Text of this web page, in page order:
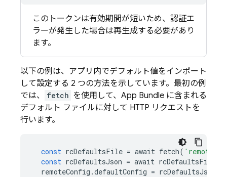
このトークンは有効期間が短いため、認証エ
ラーが発生した場合は再生成する必要があり
ます。
以下の例は、アプリ内でデフォルト値をインポート
して設定する 2 つの方法を示しています。最初の例
では、
fetch を使用して、App Bundle に含まれる
デフォルト ファイルに対して HTTP リクエストを
行います。
const rcDefaultsFile = await fetch(
const rcDefaultsJson = await rcDefaultsFile
remoteConfig .defaultConfig = rcDefaultsJson